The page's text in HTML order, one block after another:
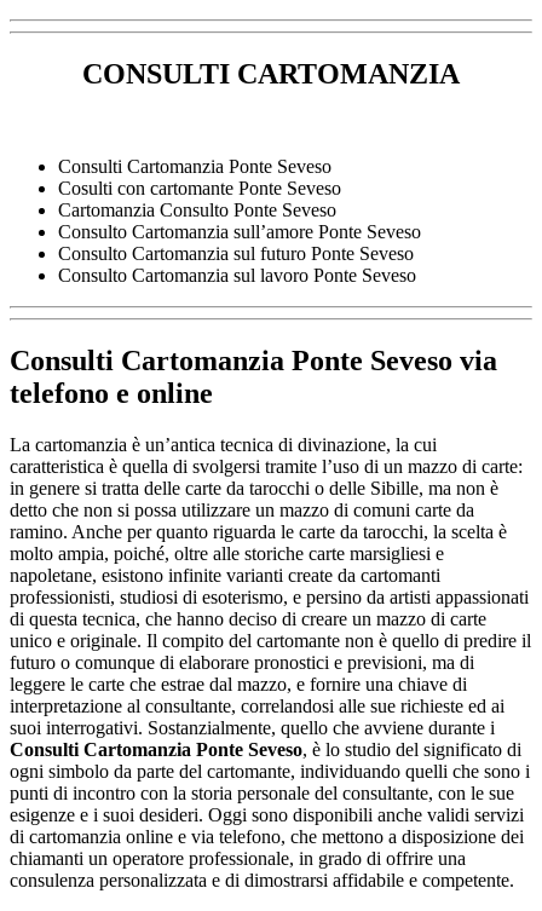
CONSULTI CARTOMANZIA
Consulti Cartomanzia Ponte Seveso
Cosulti con cartomante Ponte Seveso
Cartomanzia Consulto Ponte Seveso
Consulto Cartomanzia sull’amore Ponte Seveso
Consulto Cartomanzia sul futuro Ponte Seveso
Consulto Cartomanzia sul lavoro Ponte Seveso
Consulti Cartomanzia Ponte Seveso via
telefono e online
La cartomanzia è un’antica tecnica di divinazione, la cui
caratteristica è quella di svolgersi tramite l’uso di un mazzo di carte:
in genere si tratta delle carte da tarocchi o delle Sibille, ma non è
detto che non si possa utilizzare un mazzo di comuni carte da
ramino. Anche per quanto riguarda le carte da tarocchi, la scelta è
molto ampia, poiché, oltre alle storiche carte marsigliesi e
napoletane, esistono infinite varianti create da cartomanti
professionisti, studiosi di esoterismo, e persino da artisti appassionati
di questa tecnica, che hanno deciso di creare un mazzo di carte
unico e originale. Il compito del cartomante non è quello di predire il
futuro o comunque di elaborare pronostici e previsioni, ma di
leggere le carte che estrae dal mazzo, e fornire una chiave di
interpretazione al consultante, correlandosi alle sue richieste ed ai
suoi interrogativi. Sostanzialmente, quello che avviene durante i
Consulti Cartomanzia Ponte Seveso, è lo studio del significato di
ogni simbolo da parte del cartomante, individuando quelli che sono i
punti di incontro con la storia personale del consultante, con le sue
esigenze e i suoi desideri. Oggi sono disponibili anche validi servizi
di cartomanzia online e via telefono, che mettono a disposizione dei
chiamanti un operatore professionale, in grado di offrire una
consulenza personalizzata e di dimostrarsi affidabile e competente.